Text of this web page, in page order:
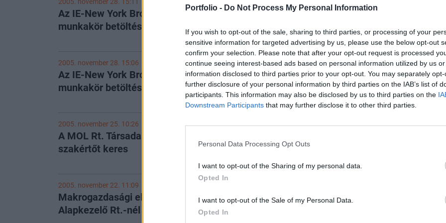
Portfolio - Do Not Process My Personal Information
If you wish to opt-out of the sale, sharing to third parties, or processing of your
sensitive information for targeted advertising by us, please use the below opt-out
confirm your selection. Please note that after your opt-out request is processed
continue seeing interest-based ads based on personal information utilized by us
information disclosed to third parties prior to your opt-out. You may separately
further disclosure of your personal information by third parties on the IAB’s list of
participants. This information may also be disclosed by us to third parties on the
Downstream Participants that may further disclose it to other third parties.
Personal Data Processing Opt Outs
I want to opt-out of the Sharing of my personal data.
Opted In
I want to opt-out of the Sale of my Personal Data.
Opted In
Az IE-New York Bróker Rt munkatársat keres Junior Broker
munkakör betöltésére
2005. november 28. 15:06
Az IE-New York Bróker Rt munkatársat keres Senior Broker
munkakör betöltésére
2005. november 25. 10:26
A MOL Rt. Társadalombiztosítási és személyi jövedelemadó
szakértőt keres
2005. november 22. 11:09
Makrogazdasági elemző állásajánlat az ING Befektetési
Alapkezelő Rt.-nél
a
a